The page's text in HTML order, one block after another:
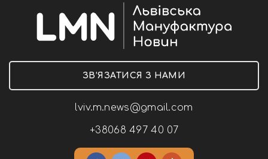
ЗВ’ЯЗАТИСЯ З НАМИ
lviv.m.news@gmail.com
+38068 497 40 07